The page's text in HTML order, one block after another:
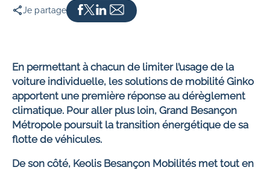
Je partage
En permettant à chacun de limiter l’usage de la
voiture individuelle, les solutions de mobilité Ginko
apportent une première réponse au dérèglement
climatique. Pour aller plus loin, Grand Besançon
Métropole poursuit la transition énergétique de sa
flotte de véhicules.
De son côté, Keolis Besançon Mobilités met tout en